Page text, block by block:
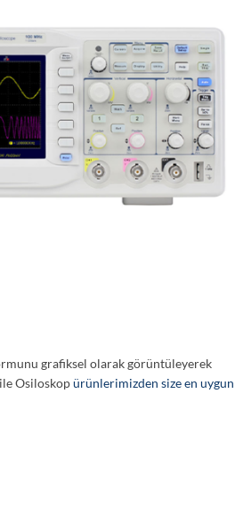
grafiksel olarak görüntüleyerek
Osiloskopürünlerimizden size en uygun